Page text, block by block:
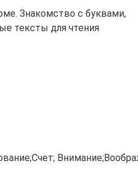
Знакомство с буквами,
тексты для чтения